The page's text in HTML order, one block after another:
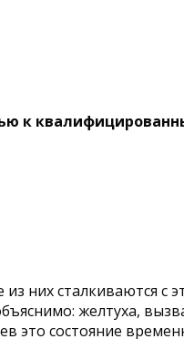
к
них сталкиваются с
желтуха,
состояние